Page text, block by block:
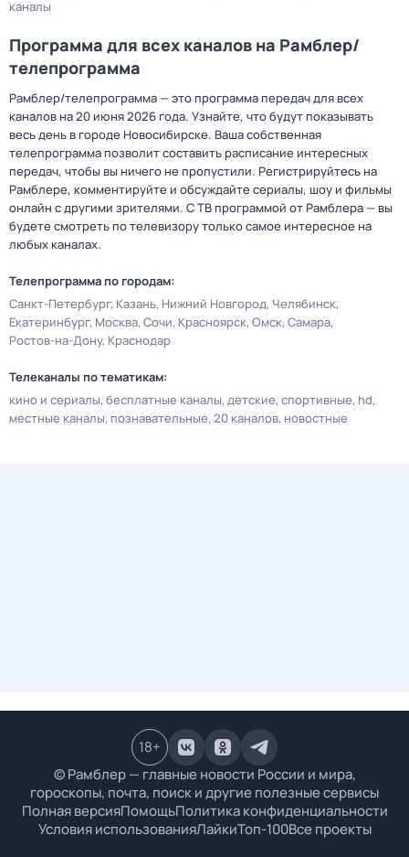
каналы
Программа для всех каналов на Рамблер/
телепрограмма
Рамблер/телепрограмма — это программа передач для всех
каналов на 20 июня 2026 года. Узнайте, что будут показывать
весь день в городе Новосибирске. Ваша собственная
телепрограмма позволит составить расписание интересных
передач, чтобы вы ничего не пропустили. Регистрируйтесь на
Рамблере, комментируйте и обсуждайте сериалы, шоу и фильмы
онлайн с другими зрителями. С ТВ программой от Рамблера — вы
будете смотреть по телевизору только самое интересное на
любых каналах.
Телепрограмма по городам:
Санкт-Петербург Казань Нижний Новгород Челябинск
Екатеринбург Москва Сочи Красноярск Омск Самара
Ростов-на-Дону Краснодар
Телеканалы по тематикам:
кино и сериалы бесплатные каналы детские спортивные hd
местные каналы познавательные 20 каналов новостные
© Рамблер — главные новости России и мира,
гороскопы, почта, поиск и другие полезные сервисы
Полная версияПомощьПолитика конфиденциальности
Условия использованияЛайкиТоп-100Все проекты
18+